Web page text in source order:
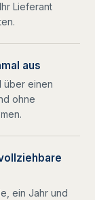
Lieferant
aus
über einen
ohne
ein Jahr und